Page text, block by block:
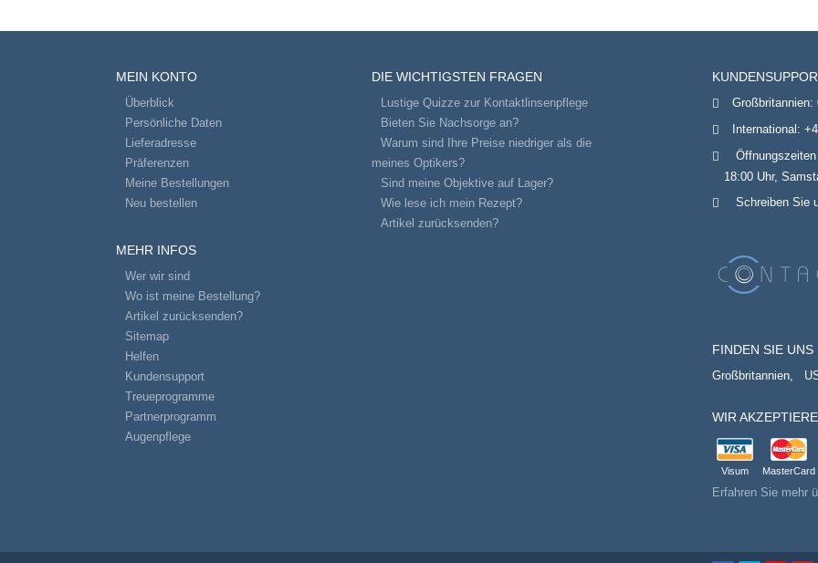
MEIN KONTO
Überblick
Persönliche Daten
Lieferadresse
Präferenzen
Meine Bestellungen
Neu bestellen
MEHR INFOS
Wer wir sind
Wo ist meine Bestellung?
Artikel zurücksenden?
Sitemap
Helfen
Kundensupport
Treueprogramme
Partnerprogramm
Augenpflege
DIE WICHTIGSTEN FRAGEN
Lustige Quizze zur Kontaktlinsenpflege
Bieten Sie Nachsorge an?
Warum sind Ihre Preise niedriger als die
meines Optikers?
Sind meine Objektive auf Lager?
Wie lese ich mein Rezept?
Artikel zurücksenden?
Großbritannien:
International:
18:00 Uhr,
Schreiben Sie
FINDEN SIE UNS
Großbritannien,
WIR
Visum MasterCard
Erfahren Sie mehr